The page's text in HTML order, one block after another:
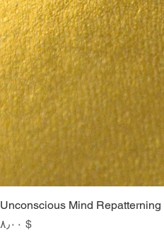
Unconscious Mind Repatterning
Price
$ ۸٫۰۰